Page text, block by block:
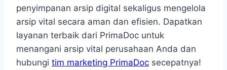
penyimpanan arsip digital sekaligus mengelola
arsip vital secara aman dan efisien. Dapatkan
layanan terbaik dari PrimaDoc untuk
menangani arsip vital perusahaan Anda dan
hubungi tim marketing PrimaDoc secepatnya!